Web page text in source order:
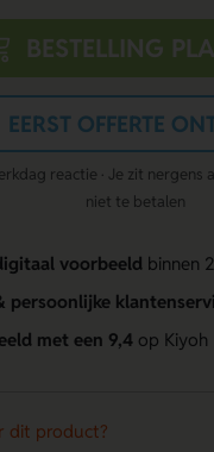
BESTELLING
EERST OFFERTE
reactie · Je zit nergens
niet te betalen
voorbeeld binnen
persoonlijke
met een 9,4op Kiyoh
dit product?